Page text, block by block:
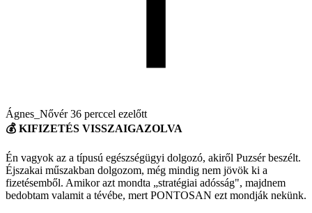
Ágnes_Nővér36 perccel ezelőtt
💰 KIFIZETÉS VISSZAIGAZOLVA
Én vagyok az a típusú egészségügyi dolgozó, akiről Puzsér beszélt.
Éjszakai műszakban dolgozom, még mindig nem jövök ki a
fizetésemből. Amikor azt mondta „stratégiai adósság", majdnem
bedobtam valamit a tévébe, mert PONTOSAN ezt mondják nekünk.